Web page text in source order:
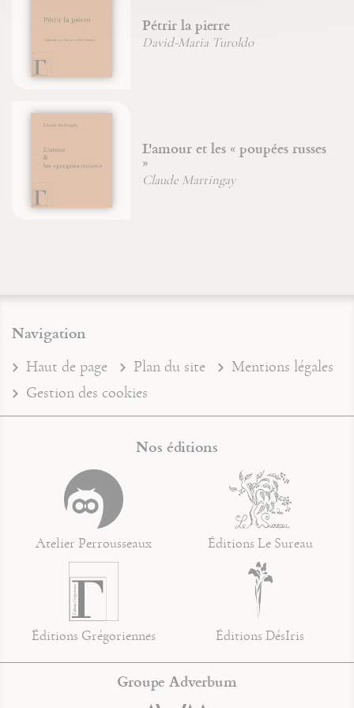
Pétrir la pierre
David-Maria Turoldo
L'amour et les « poupées russes
»
Claude Martingay
Navigation
Haut de page Plan du site
Mentions légales
Gestion des cookies
Nos éditions
Atelier Perrousseaux Éditions Le Sureau
Éditions Grégoriennes Éditions DésIris
Groupe Adverbum